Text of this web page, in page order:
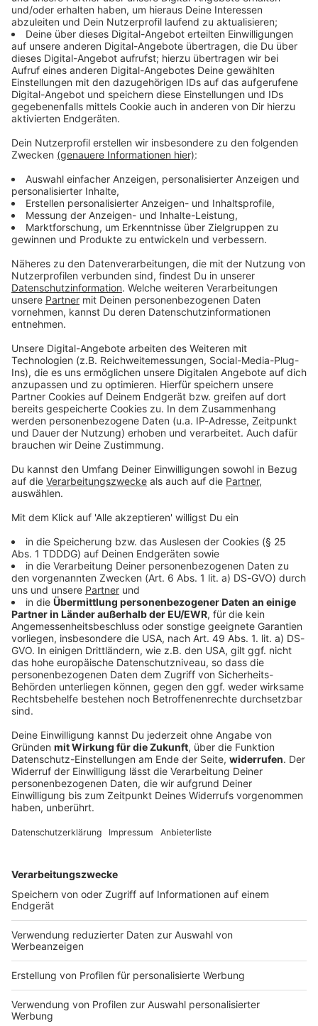
What is this that stands before me: Wie gut kennt ihr Black
Sabbath?
Metal nonstop im kostenlosen ROCK
ANTENNE Stream:
Anklicken und headbangen!
DAS KÖNNTE DICH AUCH INTERESSIEREN
Best of Grunge
1991 war DAS Jahr der Grunge-Ära! Zum 30-jährigen
Jubiläum feiern wir die Aushänge-schilder des Genres.
Also: Radio an für unser ROCK ANTENNE Samstags-
Special am 25.09. von 08 bis 18 Uhr!
DEINE GEMERKTEN ARTIKEL
Du hast dir noch keine Artikel gemerkt
Markiere sie hierfür mit einem